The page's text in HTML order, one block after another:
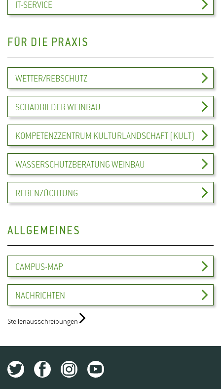
IT-SERVICE
FÜR DIE PRAXIS
WETTER/REBSCHUTZ
SCHADBILDER WEINBAU
KOMPETENZZENTRUM KULTURLANDSCHAFT (KULT)
WASSERSCHUTZBERATUNG WEINBAU
REBENZÜCHTUNG
ALLGEMEINES
CAMPUS-MAP
NACHRICHTEN
Stellenausschreibungen